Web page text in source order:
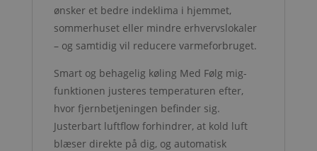
ønsker et bedre indeklima i hjemmet,
sommerhuset eller mindre erhvervslokaler
– og samtidig vil reducere varmeforbruget.
Smart og behagelig køling Med Følg mig-
funktionen justeres temperaturen efter,
hvor fjernbetjeningen befinder sig.
Justerbart luftflow forhindrer, at kold luft
blæser direkte på dig, og automatisk